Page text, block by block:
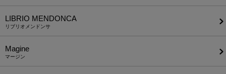
LIBRIO MENDONCA
リブリオメンドンサ
Magine
マージン